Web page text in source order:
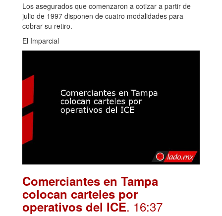
Los asegurados que comenzaron a cotizar a partir de
julio de 1997 disponen de cuatro modalidades para
cobrar su retiro.
El Imparcial
Comerciantes en Tampa
colocan carteles por
operativos del ICE. 16:37